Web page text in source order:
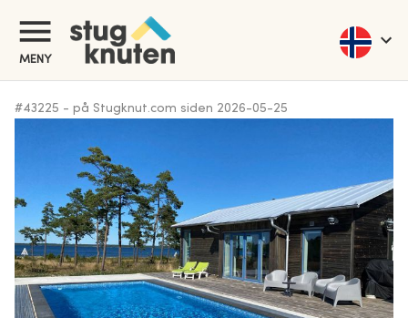
MENY
#43225 - på Stugknut.com siden 2026-05-25